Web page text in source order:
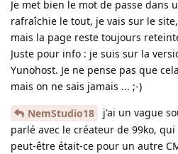
Je met bien le mot de passe dans
rafraîchie le tout, je vais sur le
mais la page reste toujours
Juste pour info : je suis sur la
Yunohost. Je ne pense pas que
mais on ne sais jamais ... ;-)
NemStudio18
j'ai un vague
parlé avec le créateur de 99ko,
peut-être était-ce pour un autre